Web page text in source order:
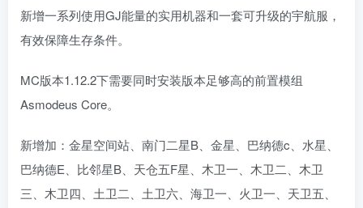
新增一系列使用GJ能量的实用机器和一套可升级的宇航服，
有效保障生存条件。
MC版本1.12.2下需要同时安装版本足够高的前置模组
Asmodeus Core。
新增加：金星空间站、南门二星B、金星、巴纳德c、水星、
巴纳德E、比邻星B、天仓五F星、木卫一、木卫二、木卫
三、木卫四、土卫二、土卫六、海卫一、火卫一、天卫五、